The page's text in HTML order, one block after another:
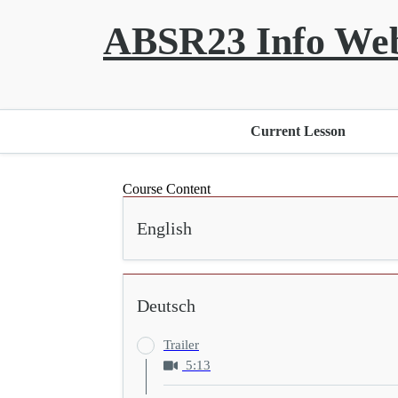
ABSR23 Info
Current Lesson
Course Content
English
Deutsch
Trailer
5:13